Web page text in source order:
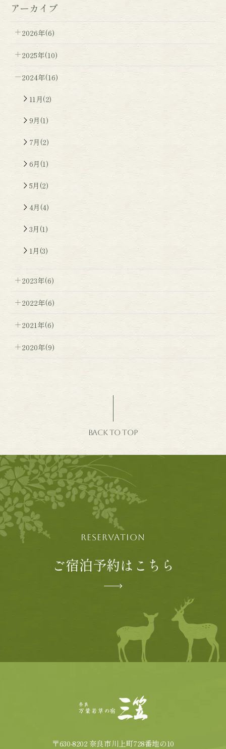
アーカイブ
2026年(6)
2025年(10)
2024年(16)
11月(2)
9月(1)
7月(2)
6月(1)
5月(2)
4月(4)
3月(1)
1月(3)
2023年(6)
2022年(6)
2021年(6)
2020年(9)
BACK TO TOP
ご宿泊予約はこちら
RESERVATION
〒630-8202 奈良市川上町728番地の10